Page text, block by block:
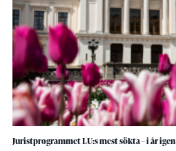
Juristprogrammet LU:s mest sökta – i år igen